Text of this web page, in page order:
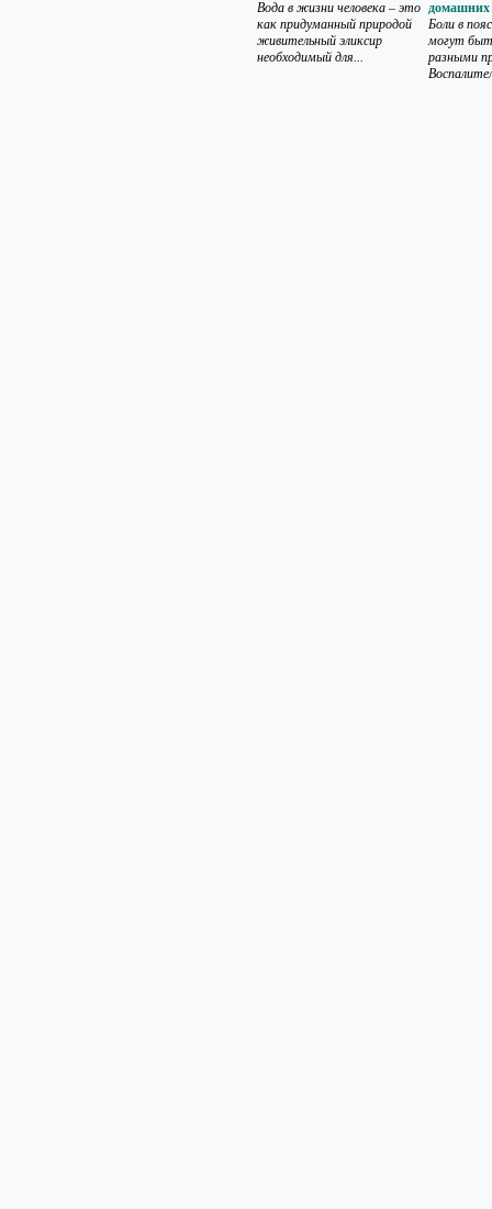
Вода в жизни человека – это
как придуманный природой
живительный эликсир
необходимый для...
домашних
Боли в
могут
разными